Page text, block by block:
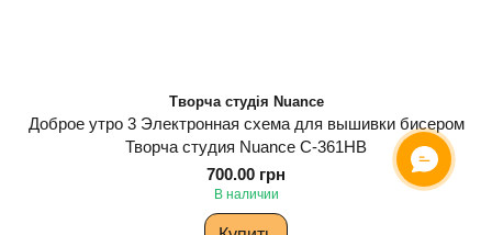
Творча студія Nuance
Доброе утро 3 Электронная схема для вышивки бисером
Творча студия Nuance С-361НВ
700.00 грн
В наличии